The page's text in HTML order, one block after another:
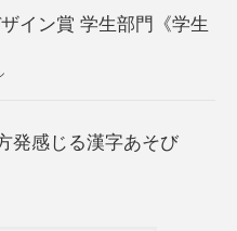
イン賞 学生部門《学生
発感じる漢字あそび